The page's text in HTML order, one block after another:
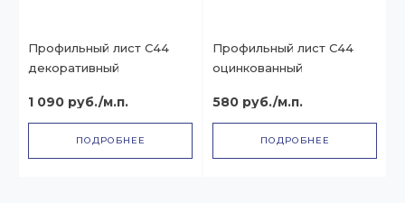
Профильный лист С44
декоративный
1 090 руб./м.п.
ПОДРОБНЕЕ
Профильный лист С44
оцинкованный
580 руб./м.п.
ПОДРОБНЕЕ